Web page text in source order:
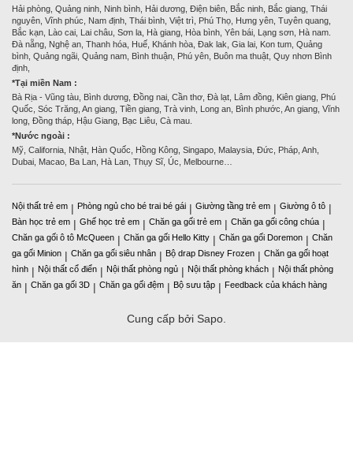
Hải phòng, Quảng ninh, Ninh bình, Hải dương, Điện biên, Bắc ninh, Bắc giang, Thái
nguyên, Vĩnh phúc, Nam định, Thái bình, Việt trì, Phú Thọ, Hưng yên, Tuyên quang,
Bắc kạn, Lào cai, Lai châu, Sơn la, Hà giang, Hòa bình, Yên bái, Lạng sơn, Hà nam.
Đà nẵng, Nghệ an, Thanh hóa, Huế, Khánh hòa, Đak lak, Gia lai, Kon tum, Quảng
bình, Quảng ngãi, Quảng nam, Bình thuận, Phú yên, Buôn ma thuật, Quy nhơn Bình
định,
*Tại miền Nam :
Bà Rịa - Vũng tàu, Bình dương, Đồng nai, Cần thơ, Đà lạt, Lâm đồng, Kiên giang, Phú
Quốc, Sóc Trăng, An giang, Tiền giang, Trà vinh, Long an, Bình phước, An giang, Vĩnh
long, Đồng tháp, Hậu Giang, Bạc Liêu, Cà mau.
*Nước ngoài :
Mỹ, California, Nhật, Hàn Quốc, Hồng Kông, Singapo, Malaysia, Đức, Pháp, Anh,
Dubai, Macao, Ba Lan, Hà Lan, Thụy Sĩ, Úc, Melbourne…
Nội thất trẻ em | Phòng ngủ cho bé trai bé gái | Giường tầng trẻ em | Giường ô tô |
Bàn học trẻ em | Ghế học trẻ em | Chăn ga gối trẻ em | Chăn ga gối công chúa |
Chăn ga gối ô tô McQueen | Chăn ga gối Hello Kitty | Chăn ga gối Doremon | Chăn
ga gối Minion | Chăn ga gối siêu nhân | Bộ drap Disney Frozen | Chăn ga gối hoạt
hình | Nội thất cổ điển | Nội thất phòng ngủ | Nội thất phòng khách | Nội thất phòng
ăn | Chăn ga gối 3D | Chăn ga gối đệm | Bộ sưu tập | Feedback của khách hàng
Cung cấp bởi Sapo.